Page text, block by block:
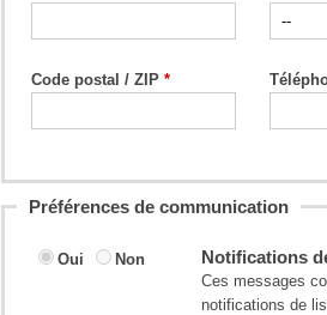
Code postal / ZIP
Préférences de communication
Oui Non Notifications
Ces messages
notifications de